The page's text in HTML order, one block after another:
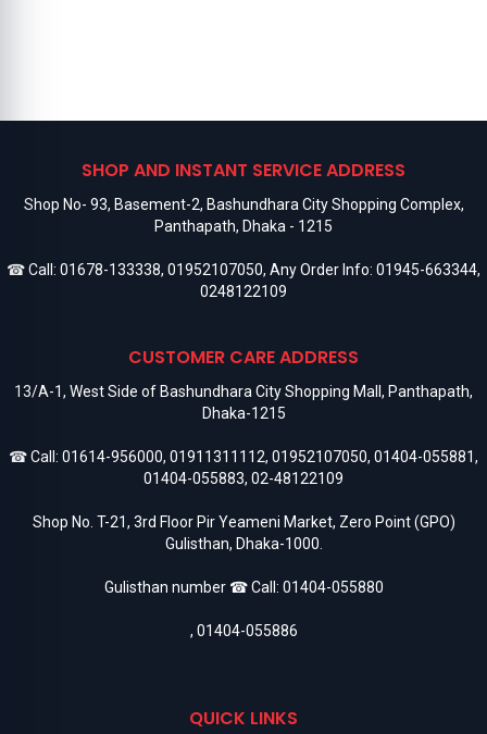
SHOP AND INSTANT SERVICE ADDRESS
Shop No- 93, Basement-2, Bashundhara City Shopping Complex,
Panthapath, Dhaka - 1215
☎ Call: 01678-133338, 01952107050, Any Order Info: 01945-663344,
0248122109
CUSTOMER CARE ADDRESS
13/A-1, West Side of Bashundhara City Shopping Mall, Panthapath,
Dhaka-1215
☎ Call: 01614-956000, 01911311112, 01952107050, 01404-055881,
01404-055883, 02-48122109
Shop No. T-21, 3rd Floor Pir Yeameni Market, Zero Point (GPO)
Gulisthan, Dhaka-1000.
Gulisthan number ☎ Call: 01404-055880
, 01404-055886
QUICK LINKS